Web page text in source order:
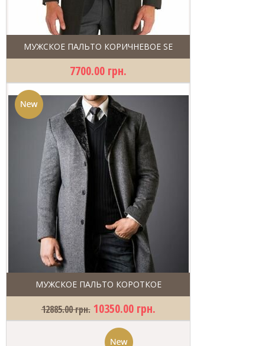
МУЖСКОЕ ПАЛЬТО КОРИЧНЕВОЕ SE
7700.00 грн.
МУЖСКОЕ ПАЛЬТО КОРОТКОЕ
12885.00 грн. 10350.00 грн.